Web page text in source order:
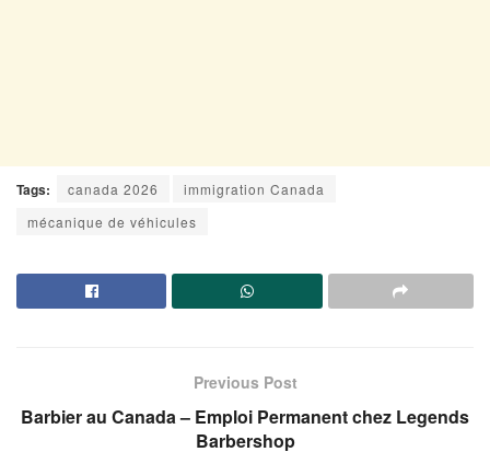
Tags: canada 2026
immigration Canada
mécanique de véhicules
Previous Post
Barbier au Canada – Emploi Permanent chez Legends
Barbershop